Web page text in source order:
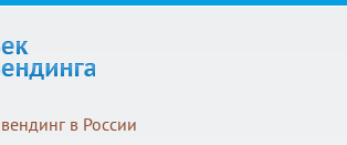
в России